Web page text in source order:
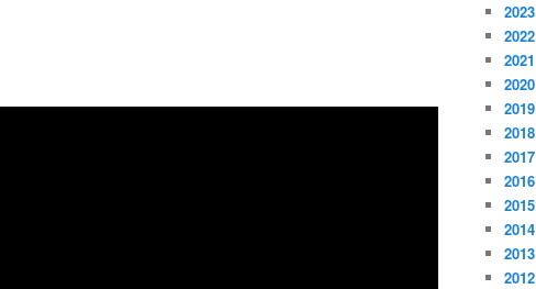
2023
2022
2021
2020
2019
2018
2017
2016
2015
2014
2013
2012